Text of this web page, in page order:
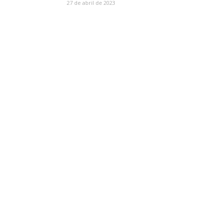
27 de abril de 2023